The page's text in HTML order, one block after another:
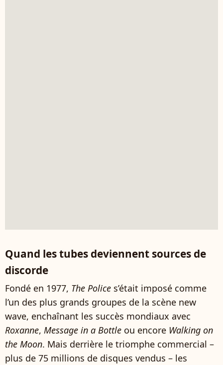
Quand les tubes deviennent sources de
discorde
Fondé en 1977, The Police s’était imposé comme
l’un des plus grands groupes de la scène new
wave, enchaînant les succès mondiaux avec
Roxanne, Message in a Bottle ou encore Walking on
the Moon. Mais derrière le triomphe commercial –
plus de 75 millions de disques vendus – les